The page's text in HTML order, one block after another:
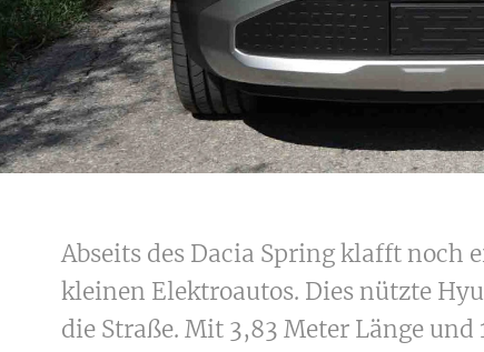
Abseits des Dacia Spring klafft noch
kleinen Elektroautos. Dies nützte
die Straße. Mit 3,83 Meter Länge